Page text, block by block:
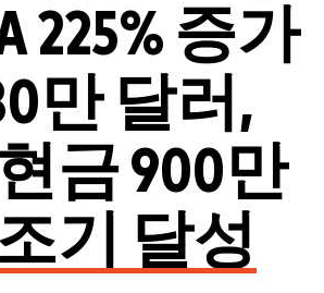
225% 증가
만 달러,
금 900만
기 달성